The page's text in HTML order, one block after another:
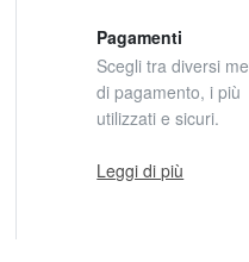
Pagamenti
Scegli tra diversi
di pagamento, i più
utilizzati e sicuri.
Leggi di più